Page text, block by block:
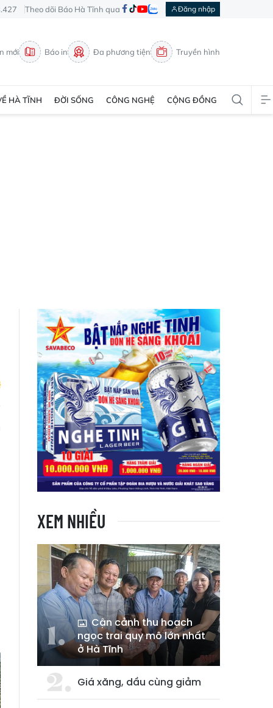
Theo dõi Báo Hà Tĩnh qua Đăng nhập
mới Báo in Đa phương tiện Truyền hình
HÀ TĨNH ĐỜI SỐNG CÔNG NGHỆ CỘNG ĐỒNG
XEM NHIỀU
Cận cảnh thu hoạch
ngọc trai quy mô lớn nhất
ở Hà Tĩnh
Giá xăng, dầu cùng giảm